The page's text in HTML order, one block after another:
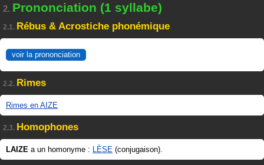
2. Prononciation (1 syllabe)
2.1. Rébus & Acrostiche phonémique
voir la prononciation
2.2. Rimes
Rimes en AIZE
2.3. Homophones
LAIZE a un homonyme : LÈSE (conjugaison).